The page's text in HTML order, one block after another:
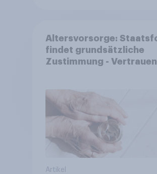
Altersvorsorge:
findet grundsätzliche
Zustimmung -
Akzeptanz
Artikel